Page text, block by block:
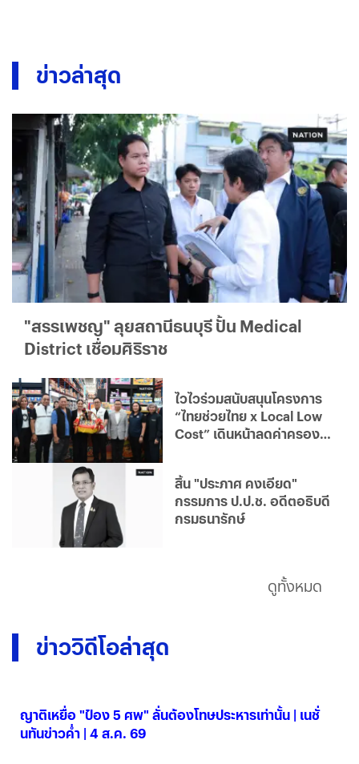
ข่าวล่าสุด
"สรรเพชญ" ลุยสถานีธนบุรี ปั้น Medical
District เชื่อมศิริราช
ไวไวร่วมสนับสนุนโครงการ
“ไทยช่วยไทย x Local Low
Cost” เดินหน้าลดค่าครอง
สิ้น "ประภาศ คงเอียด"
กรรมการ ป.ป.ช. อดีตอธิบดี
กรมธนารักษ์
ดูทั้งหมด
ข่าววิดีโอล่าสุด
ญาติเหยื่อ "ป๋อง 5 ศพ" ลั่นต้องโทษประหารเท่านั้น | เนชั่
นทันข่าวค่ำ | 4 ส.ค. 69